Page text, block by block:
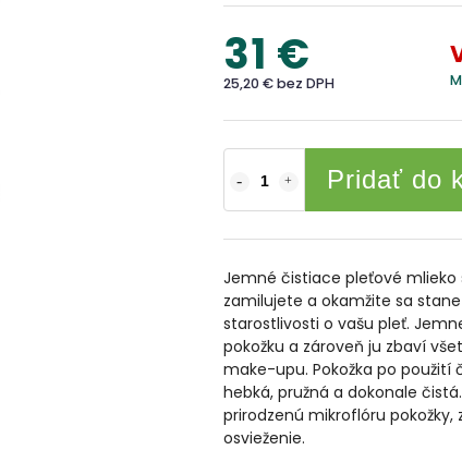
31 €
25,20 € bez DPH
Pridať do
Jemné čistiace pleťové mlieko
zamilujete a okamžite sa
starostlivosti o vašu pleť.
pokožku a zároveň ju zbaví
make-upu. Pokožka po použití
hebká, pružná a dokonale
prirodzenú mikroflóru pokožky,
osvieženie.